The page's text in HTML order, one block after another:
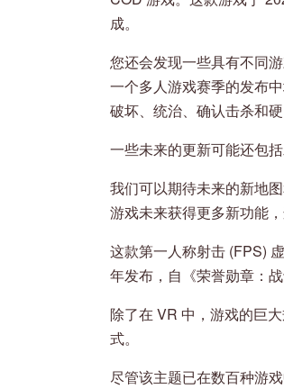
成。
您还会发现一些具有不同
一个多人游戏赛季的发布
破坏、统治、确认击杀和
一些未来的更新可能还包
我们可以期待未来的新地
游戏未来获得更多新功能
这款第一人称射击 (FPS)
年发布，自《荣誉勋章：
除了在 VR 中，游戏的巨
式。
尽管该主题已在数百种游